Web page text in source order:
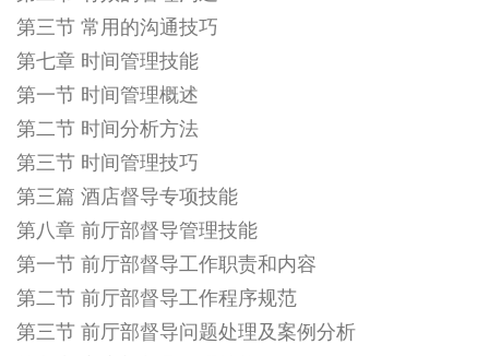
第三节 常用的沟通技巧
第七章 时间管理技能
第一节 时间管理概述
第二节 时间分析方法
第三节 时间管理技巧
第三篇 酒店督导专项技能
第八章 前厅部督导管理技能
第一节 前厅部督导工作职责和内容
第二节 前厅部督导工作程序规范
第三节 前厅部督导问题处理及案例分析